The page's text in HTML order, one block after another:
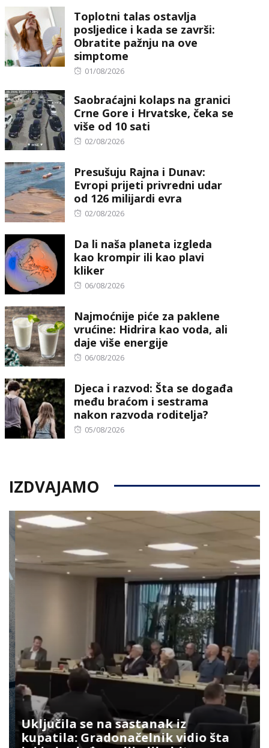
Toplotni talas ostavlja
posljedice i kada se završi:
Obratite pažnju na ove
simptome
Posted
01/08/2026
Saobraćajni kolaps na granici
Crne Gore i Hrvatske, čeka se
više od 10 sati
Posted
02/08/2026
Presušuju Rajna i Dunav:
Evropi prijeti privredni udar
od 126 milijardi evra
Posted
02/08/2026
Da li naša planeta izgleda
kao krompir ili kao plavi
kliker
Posted
06/08/2026
Najmoćnije piće za paklene
vrućine: Hidrira kao voda, ali
daje više energije
Posted
06/08/2026
Djeca i razvod: Šta se događa
među braćom i sestrama
nakon razvoda roditelja?
Posted
05/08/2026
IZDVAJAMO
Uključila se na sastanak iz
kupatila: Gradonačelnik vidio šta